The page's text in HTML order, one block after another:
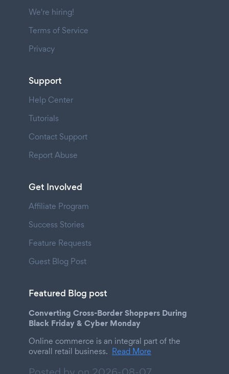
We're hiring!
Terms of Service
Privacy
Support
Help Center
Tutorials
Contact Support
Report Abuse
Get Involved
Affiliate Program
Success Stories
Feature Requests
Guest Blog Post
Featured Blog post
Converting Cross-Border Shoppers During
Black Friday & Cyber Monday
Online commerce is an integral part of the
overall retail business. Read More